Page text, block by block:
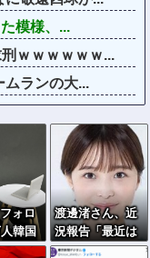
模様、...
ｗｗｗｗｗｗ...
ムランの大...
ォロ
韓国
エン
渡邊渚さん、近
況報告「最近は
落ち着いてきて